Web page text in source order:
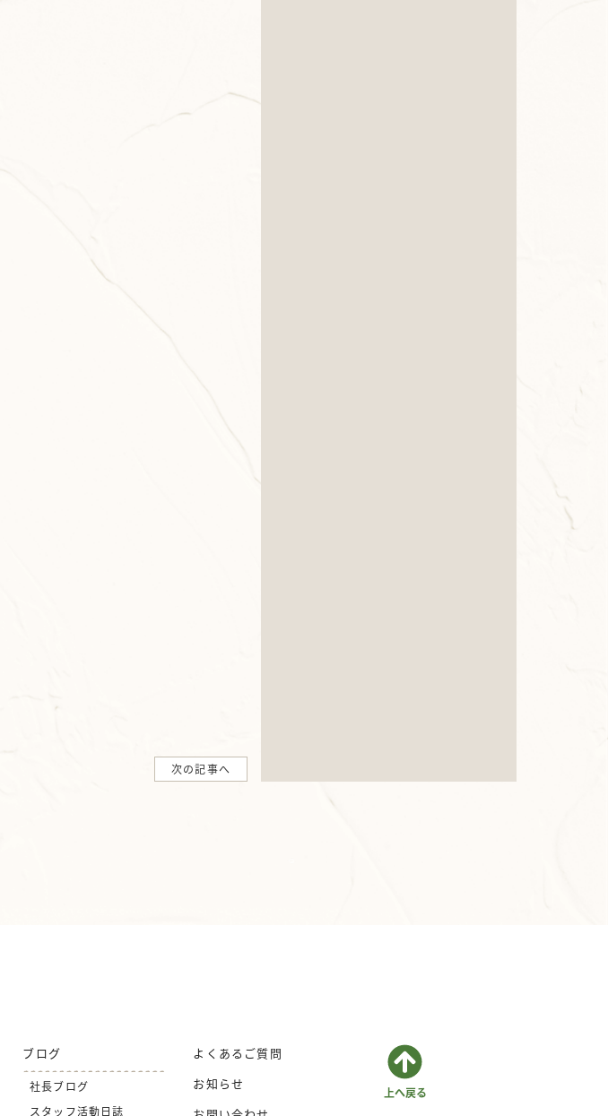
次の記事へ
ブログ
社長ブログ
スタッフ活動日誌
よくあるご質問
お知らせ